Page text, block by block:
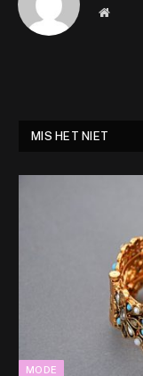
Website
MIS HET NIET
MODE